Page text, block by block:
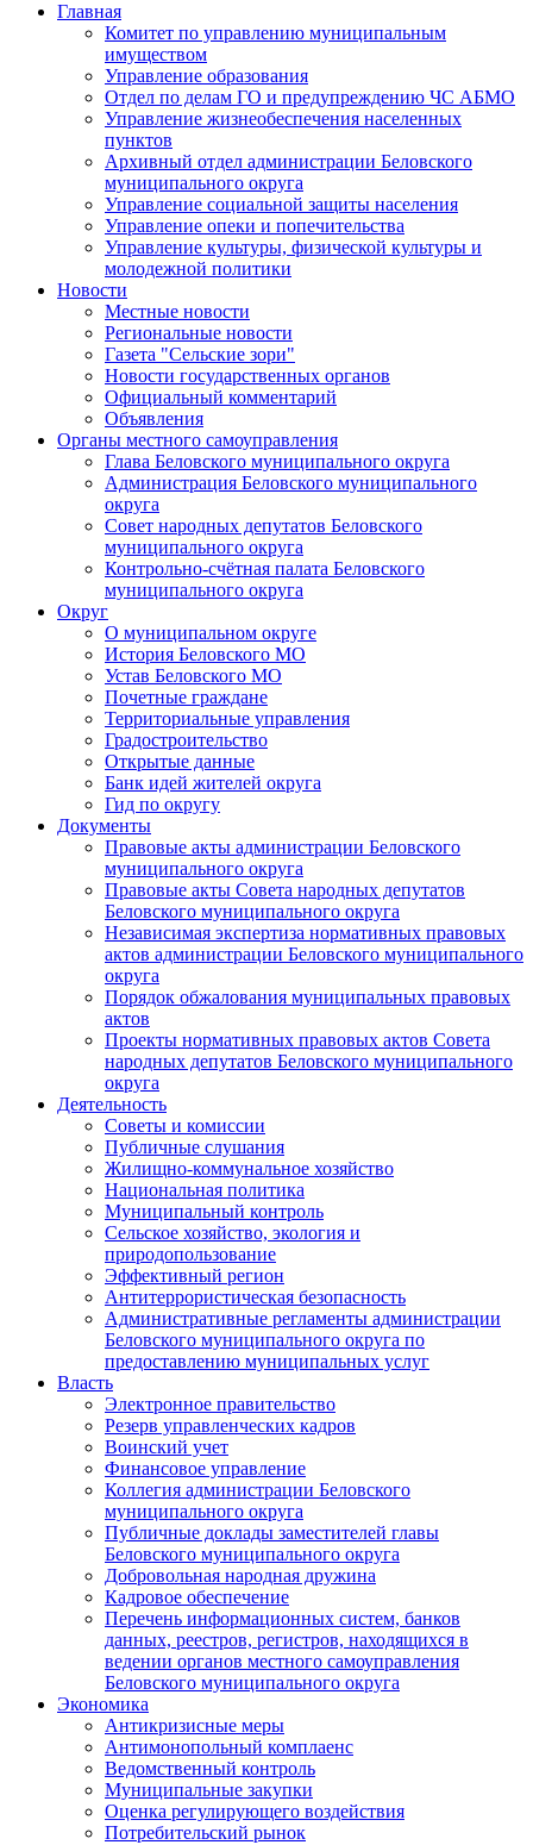
Главная
Комитет по управлению муниципальным
имуществом
Управление образования
Отдел по делам ГО и предупреждению ЧС АБМО
Управление жизнеобеспечения населенных
пунктов
Архивный отдел администрации Беловского
муниципального округа
Управление социальной защиты населения
Управление опеки и попечительства
Управление культуры, физической культуры и
молодежной политики
Новости
Местные новости
Региональные новости
Газета "Сельские зори"
Новости государственных органов
Официальный комментарий
Объявления
Органы местного самоуправления
Глава Беловского муниципального округа
Администрация Беловского муниципального
округа
Совет народных депутатов Беловского
муниципального округа
Контрольно-счётная палата Беловского
муниципального округа
Округ
О муниципальном округе
История Беловского МО
Устав Беловского МО
Почетные граждане
Территориальные управления
Градостроительство
Открытые данные
Банк идей жителей округа
Гид по округу
Документы
Правовые акты администрации Беловского
муниципального округа
Правовые акты Совета народных депутатов
Беловского муниципального округа
Независимая экспертиза нормативных правовых
актов администрации Беловского муниципального
округа
Порядок обжалования муниципальных правовых
актов
Проекты нормативных правовых актов Совета
народных депутатов Беловского муниципального
округа
Деятельность
Советы и комиссии
Публичные слушания
Жилищно-коммунальное хозяйство
Национальная политика
Муниципальный контроль
Сельское хозяйство, экология и
природопользование
Эффективный регион
Антитеррористическая безопасность
Административные регламенты администрации
Беловского муниципального округа по
предоставлению муниципальных услуг
Власть
Электронное правительство
Резерв управленческих кадров
Воинский учет
Финансовое управление
Коллегия администрации Беловского
муниципального округа
Публичные доклады заместителей главы
Беловского муниципального округа
Добровольная народная дружина
Кадровое обеспечение
Перечень информационных систем, банков
данных, реестров, регистров, находящихся в
ведении органов местного самоуправления
Беловского муниципального округа
Экономика
Антикризисные меры
Антимонопольный комплаенс
Ведомственный контроль
Муниципальные закупки
Оценка регулирующего воздействия
Потребительский рынок